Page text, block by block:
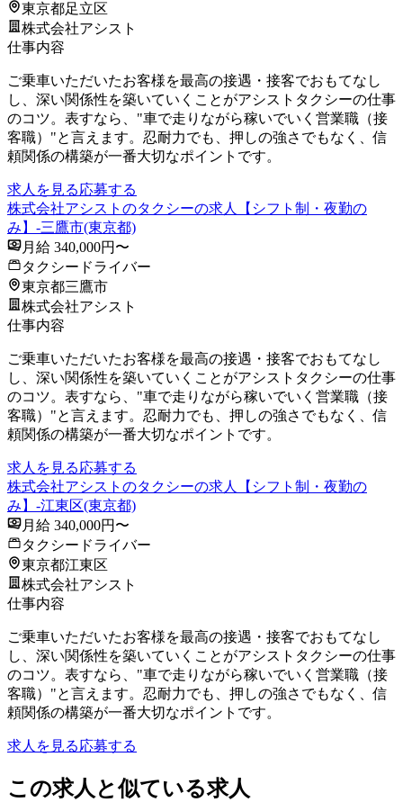
東京都足立区
株式会社アシスト
仕事内容
ご乗車いただいたお客様を最高の接遇・接客でおもてなし
し、深い関係性を築いていくことがアシストタクシーの仕事
のコツ。表すなら、"車で走りながら稼いでいく営業職（接
客職）"と言えます。忍耐力でも、押しの強さでもなく、信
頼関係の構築が一番大切なポイントです。
求人を見る応募する
株式会社アシストのタクシーの求人【シフト制・夜勤の
み】-三鷹市(東京都)
月給 340,000円〜
タクシードライバー
東京都三鷹市
株式会社アシスト
仕事内容
ご乗車いただいたお客様を最高の接遇・接客でおもてなし
し、深い関係性を築いていくことがアシストタクシーの仕事
のコツ。表すなら、"車で走りながら稼いでいく営業職（接
客職）"と言えます。忍耐力でも、押しの強さでもなく、信
頼関係の構築が一番大切なポイントです。
求人を見る応募する
株式会社アシストのタクシーの求人【シフト制・夜勤の
み】-江東区(東京都)
月給 340,000円〜
タクシードライバー
東京都江東区
株式会社アシスト
仕事内容
ご乗車いただいたお客様を最高の接遇・接客でおもてなし
し、深い関係性を築いていくことがアシストタクシーの仕事
のコツ。表すなら、"車で走りながら稼いでいく営業職（接
客職）"と言えます。忍耐力でも、押しの強さでもなく、信
頼関係の構築が一番大切なポイントです。
求人を見る応募する
この求人と似ている求人